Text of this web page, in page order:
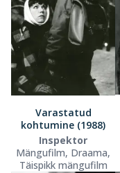
Varastatud
kohtumine (1988)
Inspektor
Mängufilm, Draama,
Täispikk mängufilm